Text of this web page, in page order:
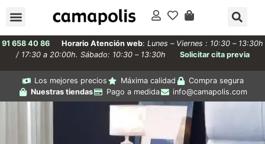
91 658 40 86 Horario Atención web: Lunes – Viernes : 10:30 – 13:30h
/ 17:30 a 20:00h. Sábado: 10:30 – 13:30h
Solicitar cita previa
Los mejores precios Máxima calidad
Compra segura
Nuestras tiendas
Pago a medida info@camapolis.com